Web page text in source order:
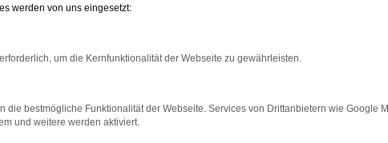
werden von uns eingesetzt:
um die Kernfunktionalität der Webseite zu gewährleisten.
die bestmögliche Funktionalität der Webseite. Services von Drittanbietern wie Google
und weitere werden aktiviert.